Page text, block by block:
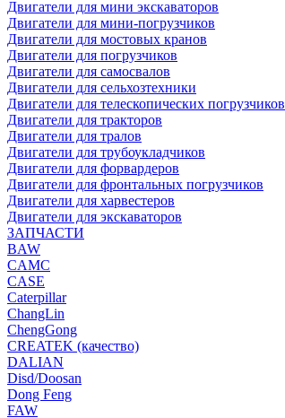
Двигатели для мини экскаваторов
Двигатели для мини-погрузчиков
Двигатели для мостовых кранов
Двигатели для погрузчиков
Двигатели для самосвалов
Двигатели для сельхозтехники
Двигатели для телескопических погрузчиков
Двигатели для тракторов
Двигатели для тралов
Двигатели для трубоукладчиков
Двигатели для форвардеров
Двигатели для фронтальных погрузчиков
Двигатели для харвестеров
Двигатели для экскаваторов
ЗАПЧАСТИ
BAW
CAMC
CASE
Caterpillar
ChangLin
ChengGong
CREATEK (качество)
DALIAN
Disd/Doosan
Dong Feng
FAW